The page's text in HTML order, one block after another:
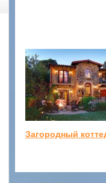
Загородный